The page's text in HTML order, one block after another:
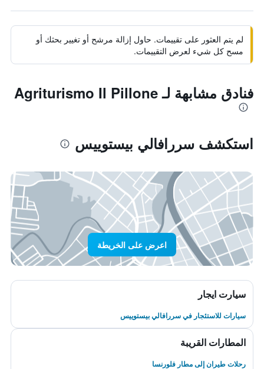
لم يتم العثور على تقييمات. حاول إزالة مرشح أو تغيير بحثك أو
مسح كل شيء لعرض التقييمات.
فنادق مشابهة لـ Agriturismo Il Pillone
استكشف سررافالي بيستوييس
اعرض على الخريطة
سيارت ايجار
سيارات للاستئجار في سررافالي بيستوييس
المطارات القريبة
رحلات طيران إلى مطار فلورنسا